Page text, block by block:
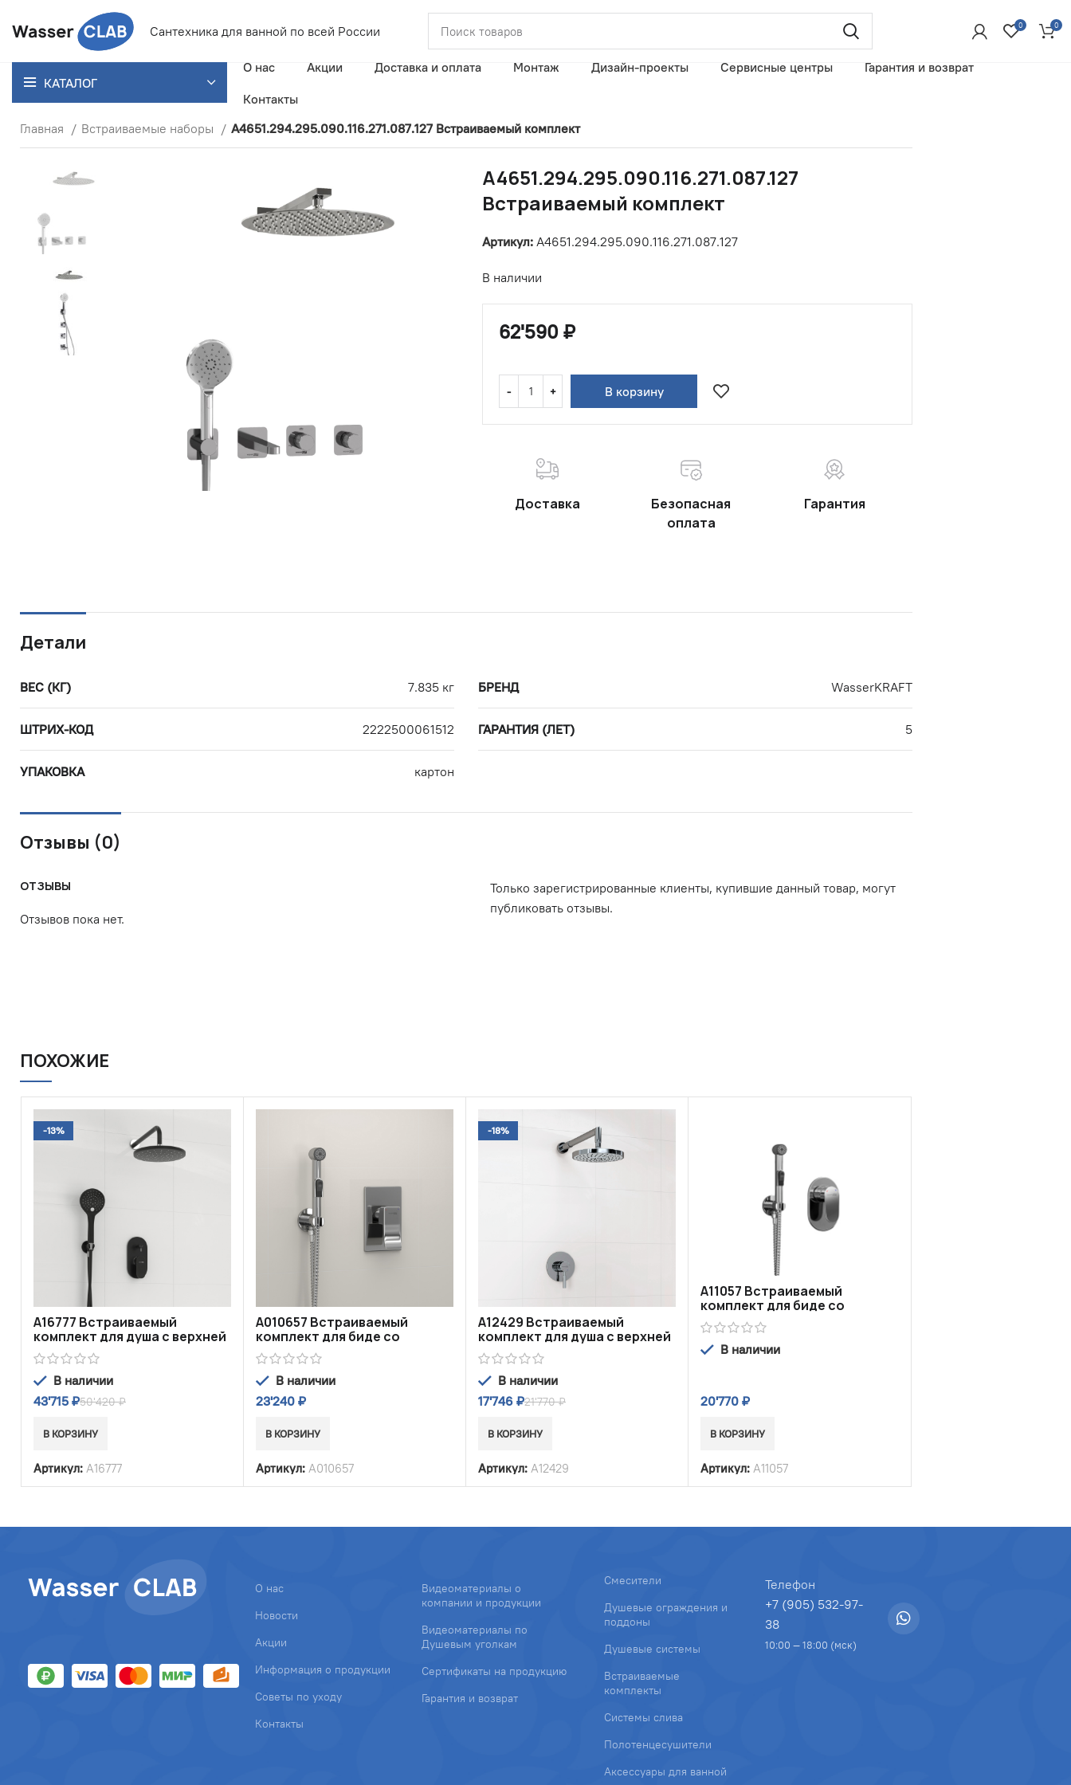
Сантехника для ванной по всей России 0 0
КАТАЛОГ
О нас Акции Доставка и оплата Монтаж Дизайн-проекты Сервисные центры
Гарантия и возврат
Контакты
Главная
Встраиваемые наборы A4651.294.295.090.116.271.087.127 Встраиваемый комплект
A4651.294.295.090.116.271.087.127
Встраиваемый комплект
Артикул: A4651.294.295.090.116.271.087.127
В наличии
62'590 ₽
В корзину
Доставка
Безопасная
оплата
Гарантия
Детали
ВЕС (КГ) 7.835 кг БРЕНД WasserKRAFT
ШТРИХ-КОД 2222500061512 ГАРАНТИЯ (ЛЕТ) 5
УПАКОВКА картон
Отзывы (0)
ОТЗЫВЫ
Отзывов пока нет.
Только зарегистрированные клиенты, купившие данный товар, могут
публиковать отзывы.
ПОХОЖИЕ
-13%
A16777 Встраиваемый
комплект для душа с верхней
душевой насадкой и лейкой
В наличии
43'715 ₽50'420₽
В КОРЗИНУ
Артикул: A16777
A010657 Встраиваемый
комплект для биде со
шлангом 120 см
В наличии
23'240 ₽
В КОРЗИНУ
Артикул: A010657
-18%
A12429 Встраиваемый
комплект для душа с верхней
душевой насадкой
В наличии
17'746 ₽21'770₽
В КОРЗИНУ
Артикул: A12429
A11057 Встраиваемый
комплект для биде со
шлангом 120 см
В наличии
20'770 ₽
В КОРЗИНУ
Артикул: A11057
О нас
Новости
Акции
Информация о продукции
Советы по уходу
Контакты
Видеоматериалы о
компании и продукции
Видеоматериалы по
Душевым уголкам
Сертификаты на продукцию
Гарантия и возврат
Смесители
Душевые ограждения и
поддоны
Душевые системы
Встраиваемые
комплекты
Системы слива
Полотенцесушители
Аксессуары для ванной
Телефон
+7 (905) 532-97-
38
10:00 — 18:00 (мск)